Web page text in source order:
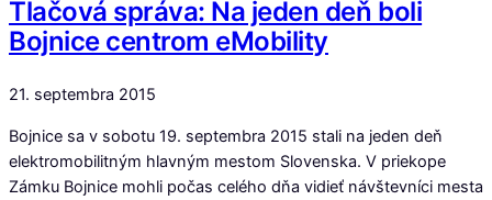
Tlačová správa: Na jeden deň boli
Bojnice centrom eMobility
21. septembra 2015
Bojnice sa v sobotu 19. septembra 2015 stali na jeden deň
elektromobilitným hlavným mestom Slovenska. V priekope
Zámku Bojnice mohli počas celého dňa vidieť návštevníci mesta